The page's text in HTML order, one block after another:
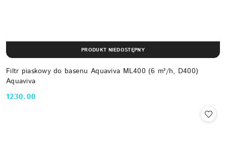
Filtr piaskowy do basenu Aquaviva ML400 (6 m³/h, D400)
Aquaviva
Cena:
1230.00
PRODUKT NIEDOSTĘPNY